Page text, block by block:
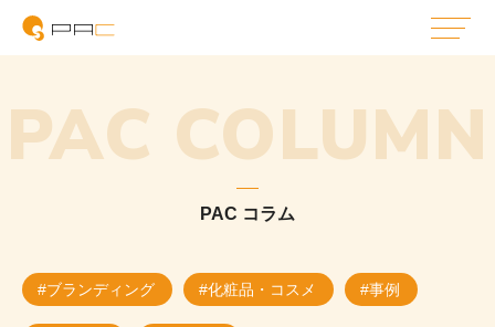
PAC COLUMN
PAC コラム
#ブランディング #化粧品・コスメ #事例